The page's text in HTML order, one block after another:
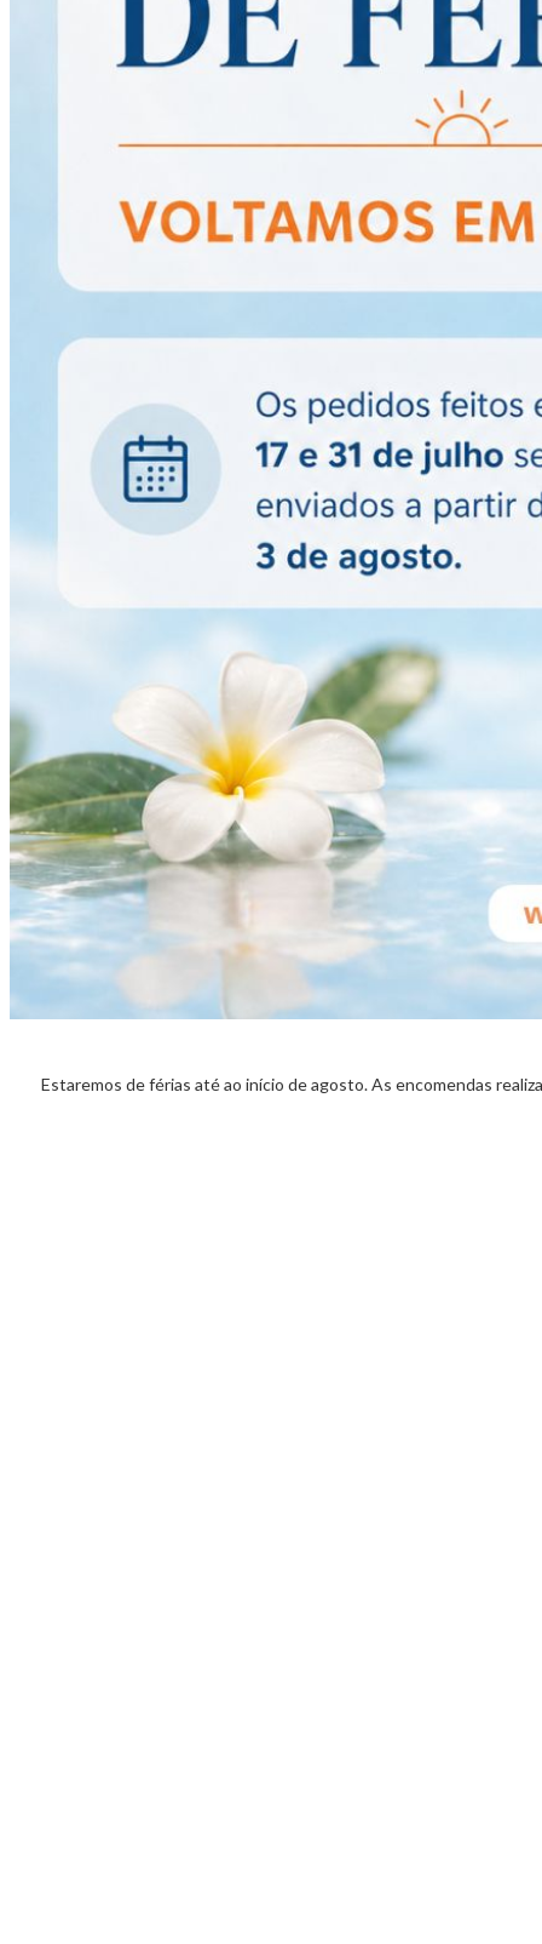
Estaremos de férias até ao início de agosto. As encomendas